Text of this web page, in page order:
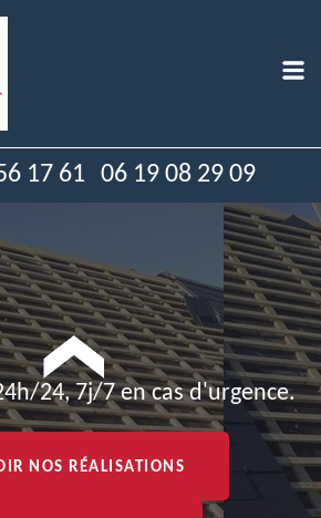
17 61 06 19 08 29 09
24, 7j/7 en cas d'urgence.
NOS RÉALISATIONS